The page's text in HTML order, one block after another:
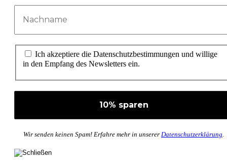
Ich akzeptiere die Datenschutzbestimmungen und willige
in den Empfang des Newsletters ein.
Wir senden keinen Spam! Erfahre mehr in unserer Datenschutzerklärung